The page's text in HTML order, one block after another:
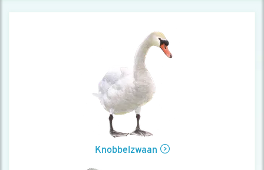
Knobbelzwaan